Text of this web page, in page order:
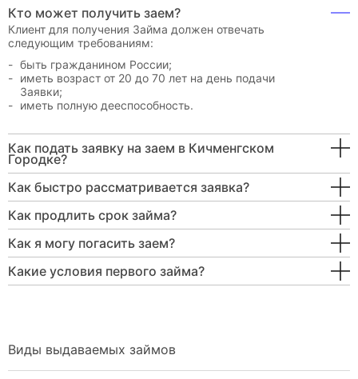
Кто может получить заем?
Клиент для получения Займа должен отвечать
следующим требованиям:
быть гражданином России;
иметь возраст от 20 до 70 лет на день подачи
Заявки;
иметь полную дееспособность.
Как подать заявку на заем в Кичменгском
Городке?
Как быстро рассматривается заявка?
Как продлить срок займа?
Как я могу погасить заем?
Какие условия первого займа?
Виды выдаваемых займов